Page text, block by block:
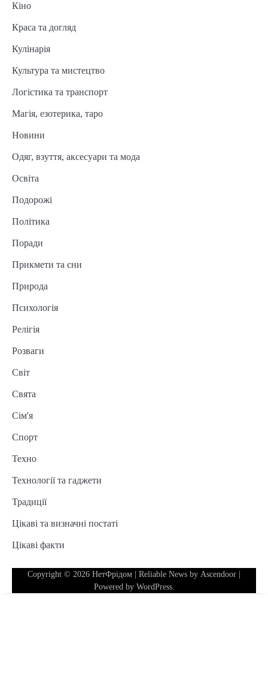
Кіно
Краса та догляд
Кулінарія
Культура та мистецтво
Логістика та транспорт
Магія, езотерика, таро
Новини
Одяг, взуття, аксесуари та мода
Освіта
Подорожі
Політика
Поради
Прикмети та сни
Природа
Психологія
Релігія
Розваги
Світ
Свята
Сім'я
Спорт
Техно
Технології та гаджети
Традиції
Цікаві та визначні постаті
Цікаві факти
Copyright © 2026 НетФрідом | Reliable News by Ascendoor
Powered by WordPress.